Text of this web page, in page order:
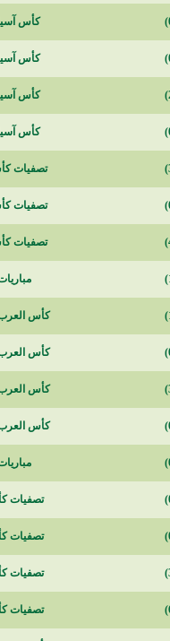
كأس آسيا 2000-
كأس آسيا 2000-
كأس آسيا 2000-
كأس آسيا 2000-
تصفيات كأس
تصفيات كأس
تصفيات كأس
كأس العرب 2002 -
كأس العرب 2002 -
كأس العرب 2002 -
كأس العرب 2002 -
تصفيات كأس
تصفيات كأس
تصفيات كأس
تصفيات كأس